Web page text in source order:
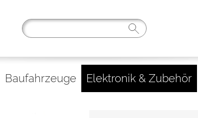
Baufahrzeuge Elektronik & Zubehör